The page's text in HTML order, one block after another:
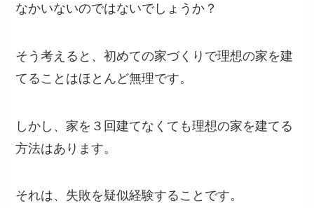
なかいないのではないでしょうか？
そう考えると、初めての家づくりで理想の家を建
てることはほとんど無理です。
しかし、家を３回建てなくても理想の家を建てる
方法はあります。
それは、失敗を疑似経験することです。